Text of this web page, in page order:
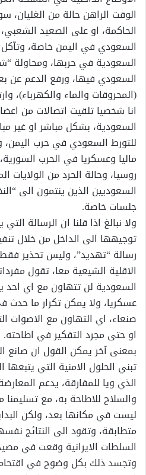
الوقت الراهن حالة من الغليان،
الحاكمة، او على الصعيد
السعودي في اليمن خاصة، وتآكل
السعودية في حربها، ومحاولة
السعودي فيها، ورفع الدعم عن
(المحروقات والماء والكهرباء)،
انا شخصيا تلقيت اتصالات من
السعودية، بشكل مباشر او غير
للتورط السعودي في حرب
ماليا وعسكريا في الحرب
روسيا، وحالة الحرد من الولايات
السعوديين الذين ينتمون الى
جلسات خاصة.
ولا نبالغ اذا قلنا ان الرسالة
توجيهها الى الداخل من خلال
رسالة “تهديد”، وليس تحذير
الاقلية الشيعية معا، تقول
السعودية لن تتهاون مع اي احد
عسكريا، ولا يمكن تكرار ما حدث
صنعاء، اي التهاون مع الاصوات
او حتى مجرد التفكير في اطاحته.
بمعنى آخر يمكن القول ان صانع
تبني الحلول الامنية التي
الذي ويا للمفارقة، يدعم
والسلاح للاطاحة به، مع تسليمنا
ليست في مكانها بعد، ولكن
متطابقة، وتقود الى النتائج
السلطات الايرانية وقعت في
وتجسد ذلك بكل وضوح في